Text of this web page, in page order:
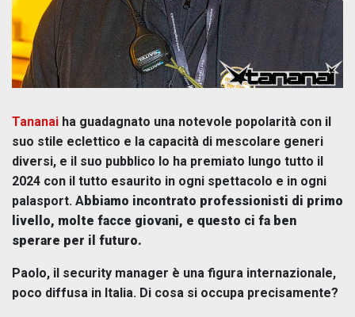
Tananai ha guadagnato una notevole popolarità con il
suo stile eclettico e la capacità di mescolare generi
diversi, e il suo pubblico lo ha premiato lungo tutto il
2024 con il tutto esaurito in ogni spettacolo e in ogni
palasport. Abbiamo incontrato professionisti di primo
livello, molte facce giovani, e questo ci fa ben
sperare per il futuro.
Paolo, il security manager è una figura internazionale,
poco diffusa in Italia. Di cosa si occupa precisamente?